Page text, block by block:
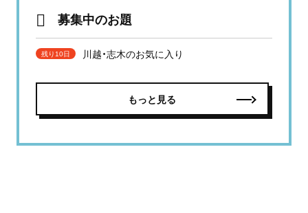
募集中のお題
残り10日 川越・志木のお気に入り
もっと見る